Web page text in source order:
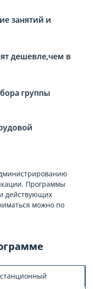
занятий и
дешевле,чем в
группы
Программы
действующих
можно по